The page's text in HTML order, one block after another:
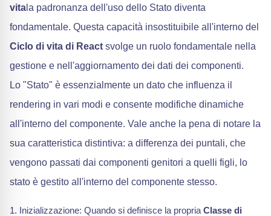
vita la padronanza dell'uso dello Stato diventa
fondamentale. Questa capacità insostituibile all'interno del
Ciclo di vita di React svolge un ruolo fondamentale nella
gestione e nell'aggiornamento dei dati dei componenti.
Lo "Stato" è essenzialmente un dato che influenza il
rendering in vari modi e consente modifiche dinamiche
all'interno del componente. Vale anche la pena di notare la
sua caratteristica distintiva: a differenza dei puntali, che
vengono passati dai componenti genitori a quelli figli, lo
stato è gestito all'interno del componente stesso.
Inizializzazione: Quando si definisce la propria Classe di